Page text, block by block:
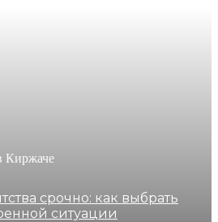
Киржаче
срочно: как выбрать
ситуации